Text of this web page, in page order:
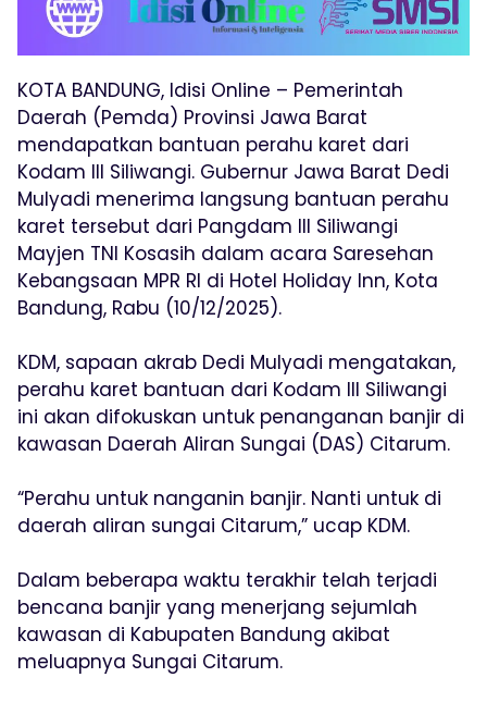
KOTA BANDUNG, Idisi Online – Pemerintah
Daerah (Pemda) Provinsi Jawa Barat
mendapatkan bantuan perahu karet dari
Kodam III Siliwangi. Gubernur Jawa Barat Dedi
Mulyadi menerima langsung bantuan perahu
karet tersebut dari Pangdam III Siliwangi
Mayjen TNI Kosasih dalam acara Saresehan
Kebangsaan MPR RI di Hotel Holiday Inn, Kota
Bandung, Rabu (10/12/2025).
KDM, sapaan akrab Dedi Mulyadi mengatakan,
perahu karet bantuan dari Kodam III Siliwangi
ini akan difokuskan untuk penanganan banjir di
kawasan Daerah Aliran Sungai (DAS) Citarum.
“Perahu untuk nanganin banjir. Nanti untuk di
daerah aliran sungai Citarum,” ucap KDM.
Dalam beberapa waktu terakhir telah terjadi
bencana banjir yang menerjang sejumlah
kawasan di Kabupaten Bandung akibat
meluapnya Sungai Citarum.